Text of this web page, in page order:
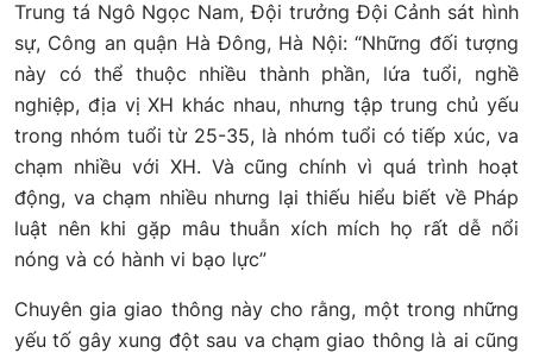
Trung tá Ngô Ngọc Nam, Đội trưởng Đội Cảnh sát hình
sự, Công an quận Hà Đông, Hà Nội: “Những đối tượng
này có thể thuộc nhiều thành phần, lứa tuổi, nghề
nghiệp, địa vị XH khác nhau, nhưng tập trung chủ yếu
trong nhóm tuổi từ 25-35, là nhóm tuổi có tiếp xúc, va
chạm nhiều với XH. Và cũng chính vì quá trình hoạt
động, va chạm nhiều nhưng lại thiếu hiểu biết về Pháp
luật nên khi gặp mâu thuẫn xích mích họ rất dễ nổi
nóng và có hành vi bạo lực”
Chuyên gia giao thông này cho rằng, một trong những
yếu tố gây xung đột sau va chạm giao thông là ai cũng